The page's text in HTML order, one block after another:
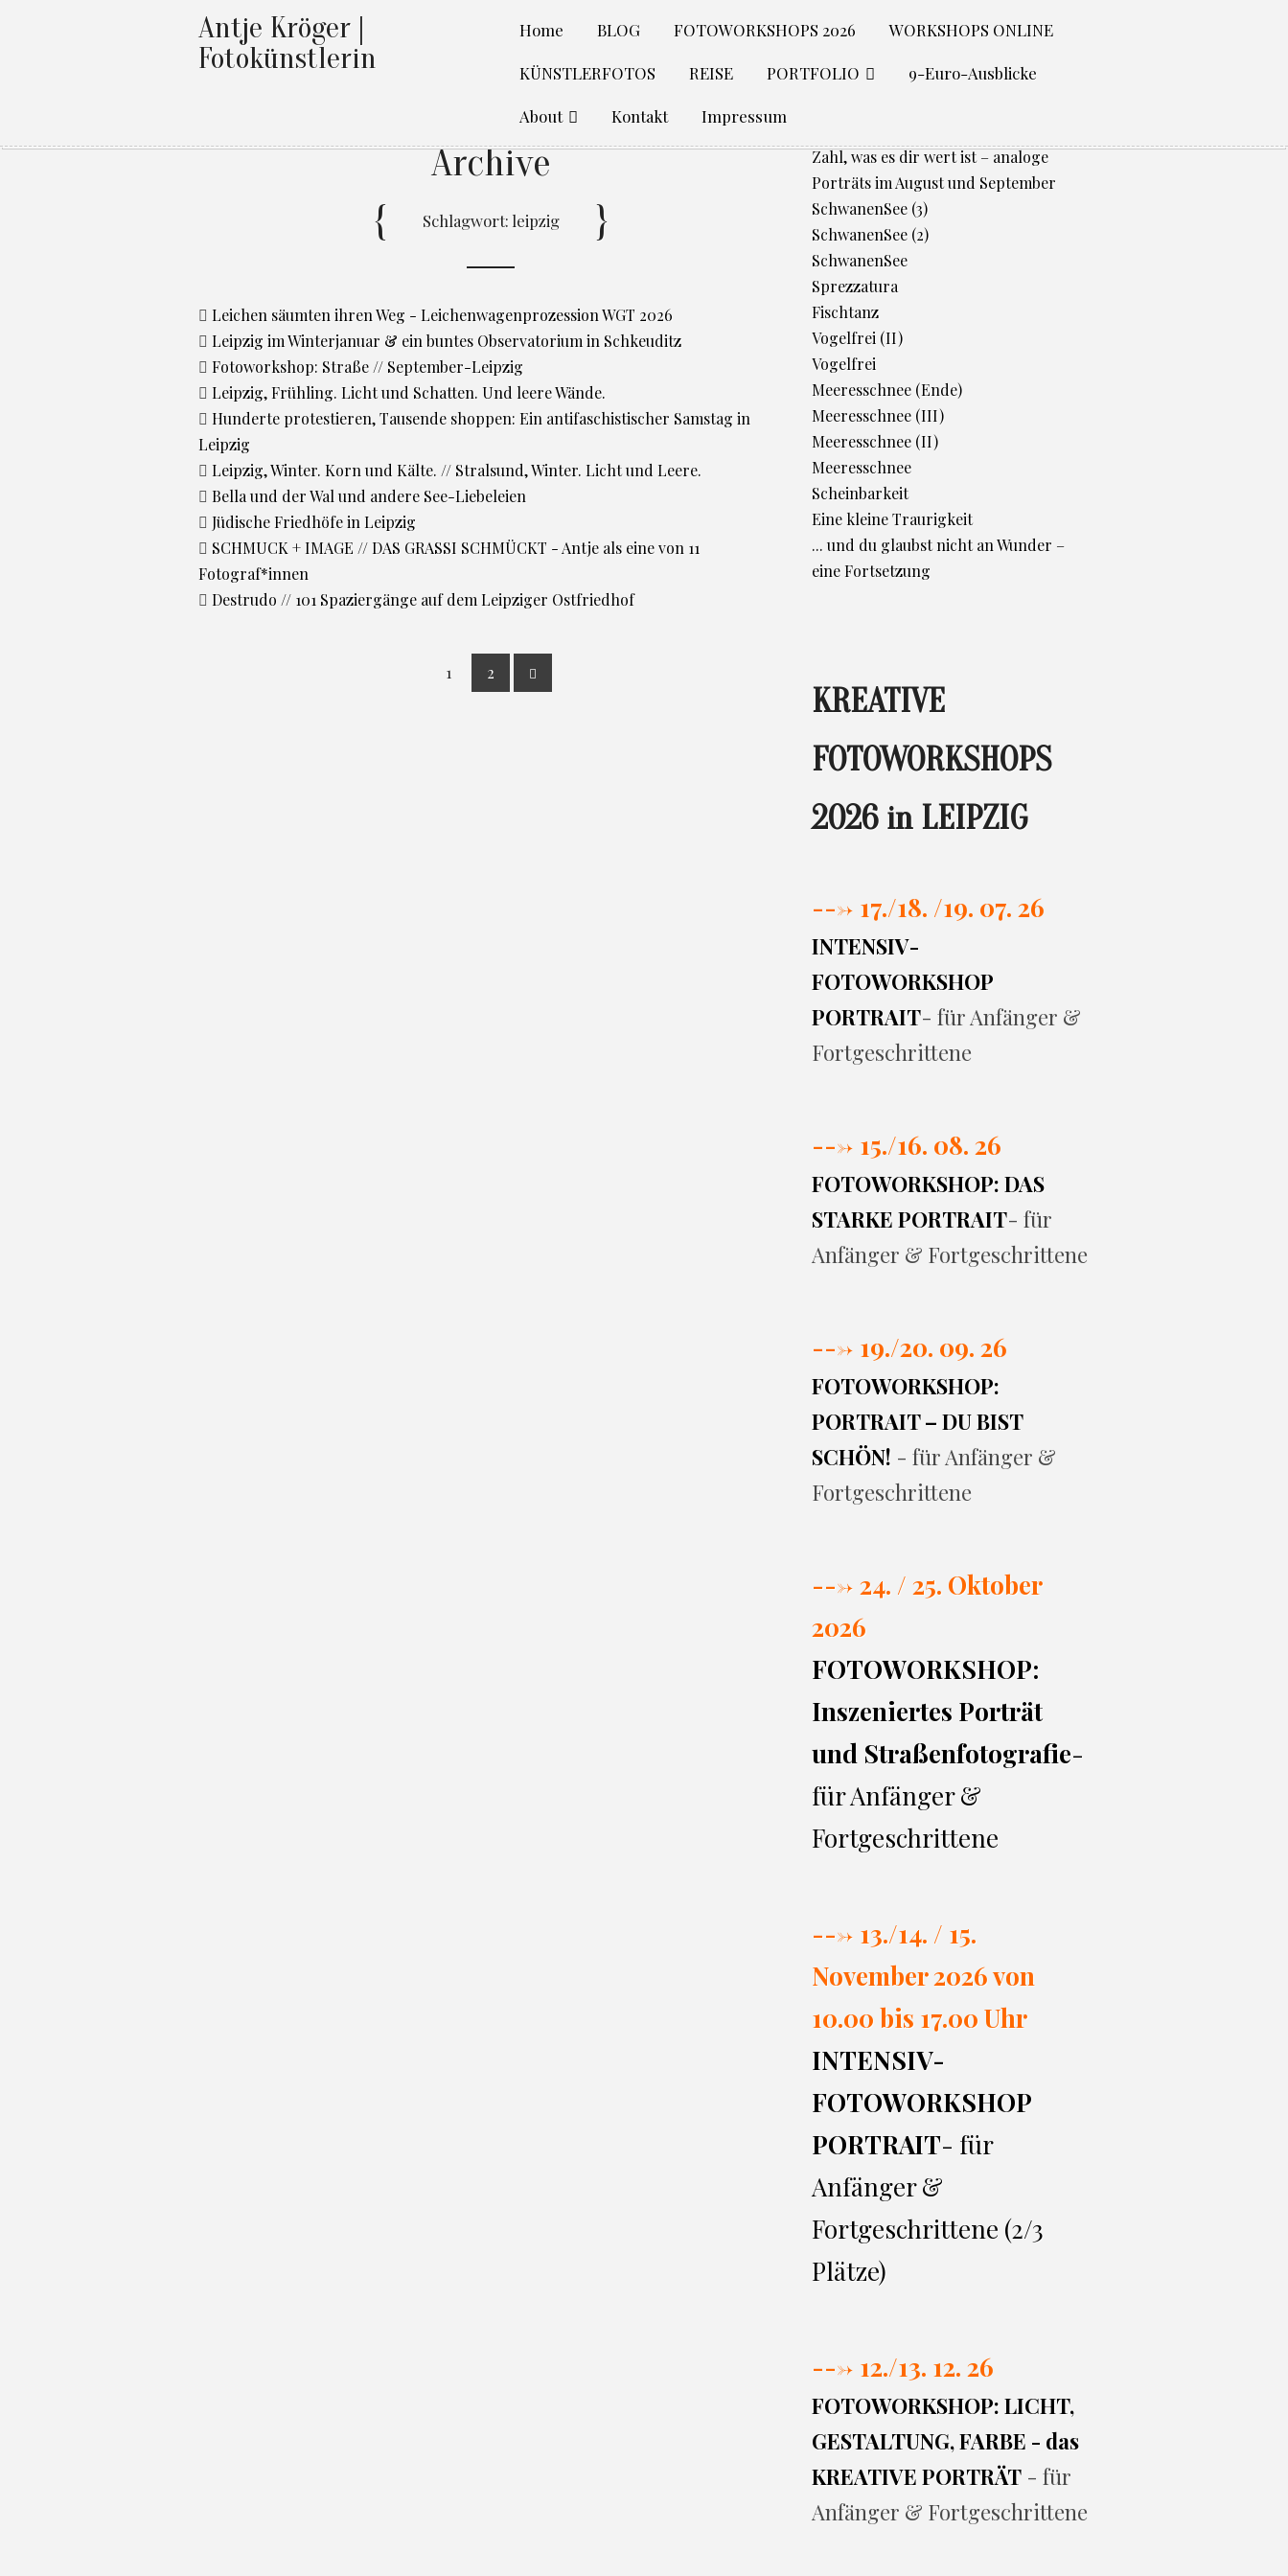
Antje Kröger |
Fotokünstlerin
Home BLOG FOTOWORKSHOPS 2026 WORKSHOPS ONLINE
KÜNSTLERFOTOS REISE PORTFOLIO 9-Euro-Ausblicke
About Kontakt Impressum
Archive
Schlagwort: leipzig
Leichen säumten ihren Weg - Leichenwagenprozession WGT 2026
Leipzig im Winterjanuar & ein buntes Observatorium in Schkeuditz
Fotoworkshop: Straße // September-Leipzig
Leipzig, Frühling. Licht und Schatten. Und leere Wände.
Hunderte protestieren, Tausende shoppen: Ein antifaschistischer Samstag in
Leipzig
Leipzig, Winter. Korn und Kälte. // Stralsund, Winter. Licht und Leere.
Bella und der Wal und andere See-Liebeleien
Jüdische Friedhöfe in Leipzig
SCHMUCK + IMAGE // DAS GRASSI SCHMÜCKT - Antje als eine von 11
Fotograf*innen
Destrudo // 101 Spaziergänge auf dem Leipziger Ostfriedhof
1 2
Zahl, was es dir wert ist – analoge
Porträts im August und September
SchwanenSee (3)
SchwanenSee (2)
SchwanenSee
Sprezzatura
Fischtanz
Vogelfrei (II)
Vogelfrei
Meeresschnee (Ende)
Meeresschnee (III)
Meeresschnee (II)
Meeresschnee
Scheinbarkeit
Eine kleine Traurigkeit
... und du glaubst nicht an Wunder –
eine Fortsetzung
KREATIVE
FOTOWORKSHOPS
2026 in LEIPZIG
---> 17./18. /19. 07. 26
INTENSIV-
FOTOWORKSHOP
PORTRAIT- für Anfänger &
Fortgeschrittene
---> 15./16. 08. 26
FOTOWORKSHOP: DAS
STARKE PORTRAIT- für
Anfänger & Fortgeschrittene
---> 19./20. 09. 26
FOTOWORKSHOP:
PORTRAIT – DU BIST
SCHÖN! - für Anfänger &
Fortgeschrittene
---> 24. / 25. Oktober
2026
FOTOWORKSHOP:
Inszeniertes Porträt
und Straßenfotografie-
für Anfänger &
Fortgeschrittene
---> 13./14. / 15.
November 2026 von
10.00 bis 17.00 Uhr
INTENSIV-
FOTOWORKSHOP
PORTRAIT- für
Anfänger &
Fortgeschrittene (2/3
Plätze)
---> 12./13. 12. 26
FOTOWORKSHOP: LICHT,
GESTALTUNG, FARBE - das
KREATIVE PORTRÄT - für
Anfänger & Fortgeschrittene